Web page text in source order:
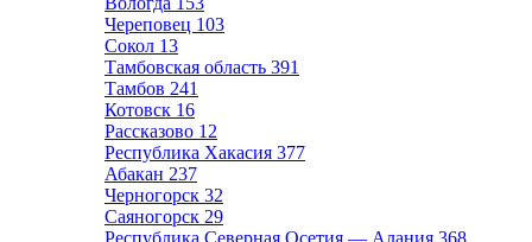
Череповец 103
Сокол 13
Тамбовская область 391
Тамбов 241
Котовск 16
Рассказово 12
Республика Хакасия 377
Абакан 237
Черногорск 32
Саяногорск 29
Республика Северная Осетия — Алания 368